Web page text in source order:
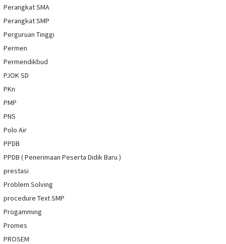
Perangkat SMA
Perangkat SMP
Perguruan Tinggi
Permen
Permendikbud
PJOK SD
PKn
PMP
PNS
Polo Air
PPDB
PPDB ( Penerimaan Peserta Didik Baru )
prestasi
Problem Solving
procedure Text SMP
Progamming
Promes
PROSEM